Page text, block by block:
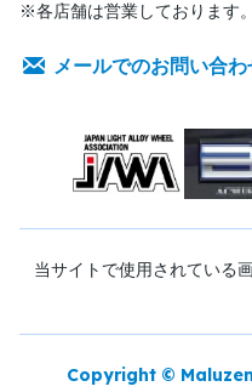
※各店舗は営業しております。
メールでのお問い合わ
当サイトで使用されている
Copyright ©